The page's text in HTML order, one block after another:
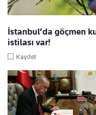
İstanbul’da göçmen
istilası var!
Kaydet